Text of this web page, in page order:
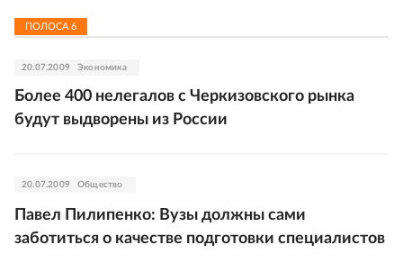
ПОЛОСА 6
20.07.2009 Экономика
Более 400 нелегалов с Черкизовского рынка
будут выдворены из России
20.07.2009 Общество
Павел Пилипенко: Вузы должны сами
заботиться о качестве подготовки специалистов